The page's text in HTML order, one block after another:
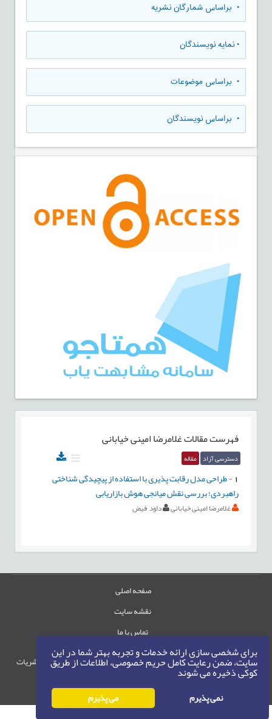
برای شخصی سازی ارائه خدمات و تجربه بهتر شما در این
سایت، ضمن رعایت کامل حریم خصوصی، اطلاعات از طریق
کوکی ذخیره می شوند
نمی پذیرم می پذیرم
• براساس شمارگان نشریه
•نمایه نویسندگان
• براساس موضوعات
• براساس نویسندگان
فهرست مقالاتغلامرضا امینی خیابانی
دسترسی آزاد مقاله
-طراحی مدل رقابت پذیری با استفاده از پیچیدگی شناختی
راهبردی؛ بررسی نقش میانجی هوش بازاریابی
غلامرضا امینی خیابانی داود فیض
صفحه اصلی
نقشه سایت
تماس با ما
حقوق این وب‌سایت متعلق به سامانه مدیریت نشریات
حق نشر 1405-1396